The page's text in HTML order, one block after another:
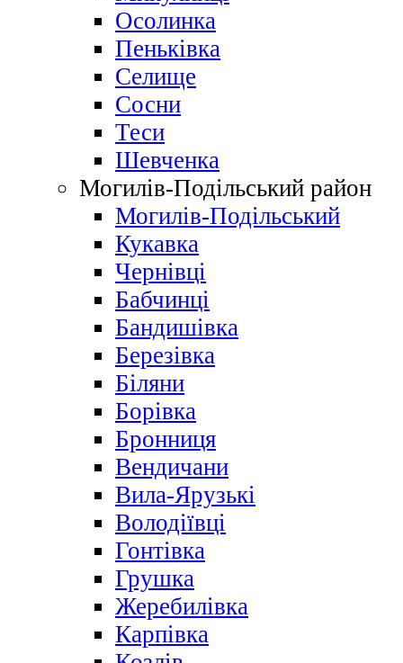
Осолинка
Пеньківка
Селище
Сосни
Теси
Шевченка
Могилів-Подільський район
Могилів-Подільський
Кукавка
Чернівці
Бабчинці
Бандишівка
Березівка
Біляни
Борівка
Бронниця
Вендичани
Вила-Ярузькі
Володіївці
Гонтівка
Грушка
Жеребилівка
Карпівка